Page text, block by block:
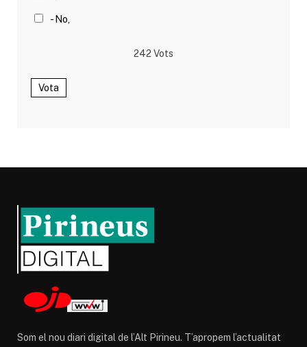
- No,
242 Vots
Vota
Som el nou diari digital de l’Alt Pirineu. T’apropem l’actualitat